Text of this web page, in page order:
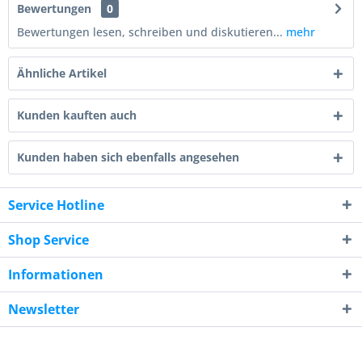
Bewertungen
0
Bewertungen lesen, schreiben und diskutieren... mehr
Ähnliche Artikel
Kunden kauften auch
Kunden haben sich ebenfalls angesehen
Service Hotline
Shop Service
Informationen
Newsletter